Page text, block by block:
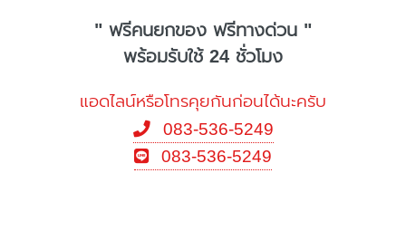
" ฟรีคนยกของ ฟรีทางด่วน "
พร้อมรับใช้ 24 ชั่วโมง
แอดไลน์หรือโทรคุยกันก่อนได้นะครับ
083-536-5249
083-536-5249